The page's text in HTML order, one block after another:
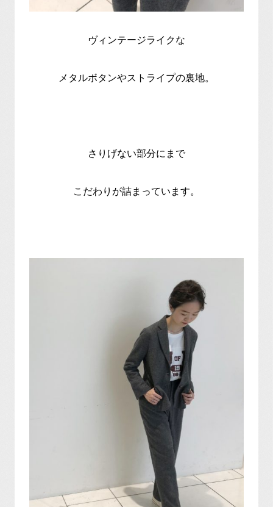
ヴィンテージライクな
メタルボタンやストライプの裏地。
さりげない部分にまで
こだわりが詰まっています。